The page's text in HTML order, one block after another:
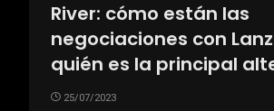
River: cómo están las
negociaciones con
quién es la principal
25/07/2023